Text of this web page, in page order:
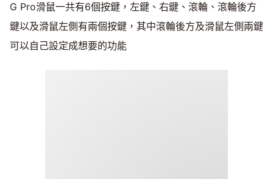
G Pro滑鼠一共有6個按鍵，左鍵、右鍵、滾輪、滾輪後方
鍵以及滑鼠左側有兩個按鍵，其中滾輪後方及滑鼠左側兩鍵
可以自己設定成想要的功能